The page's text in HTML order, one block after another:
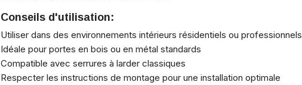
Conseils d'utilisation:
Utiliser dans des environnements intérieurs résidentiels ou professionnels
Idéale pour portes en bois ou en métal standards
Compatible avec serrures à larder classiques
Respecter les instructions de montage pour une installation optimale